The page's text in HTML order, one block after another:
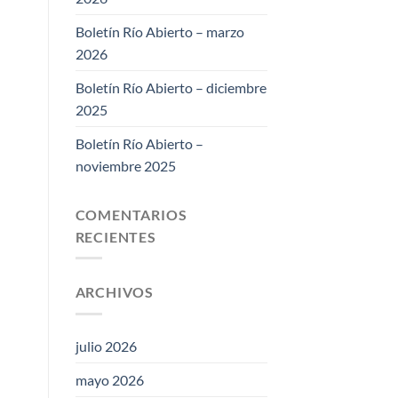
Boletín Río Abierto – marzo
2026
Boletín Río Abierto – diciembre
2025
Boletín Río Abierto –
noviembre 2025
COMENTARIOS
RECIENTES
ARCHIVOS
julio 2026
mayo 2026